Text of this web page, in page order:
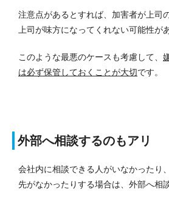
注意点があるとすれば、加害者が上司
上司が味方になってくれない可能性が
このような最悪のケースも考慮して、
は必ず保管しておくことが大切です。
外部へ相談するのもアリ
会社内に相談できる人がいなかったり
先がなかったりする場合は、外部へ相